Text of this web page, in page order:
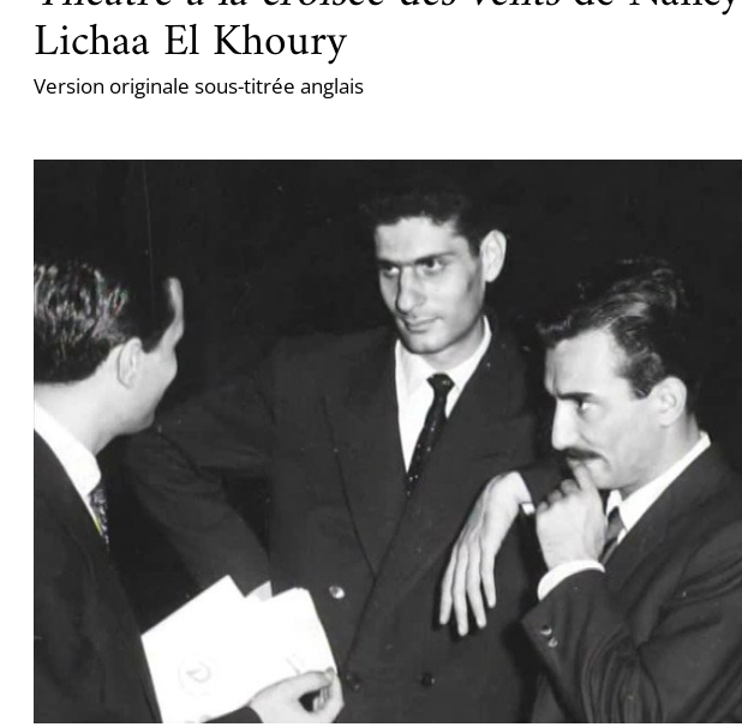
Lichaa El Khoury
Version originale sous-titrée anglais